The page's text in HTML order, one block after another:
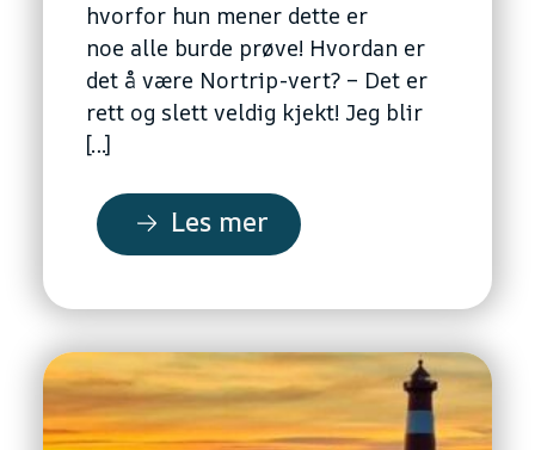
hvorfor hun mener dette er
noe alle burde prøve! Hvordan er
det å være Nortrip-vert? – Det er
rett og slett veldig kjekt! Jeg blir
[…]
Les mer